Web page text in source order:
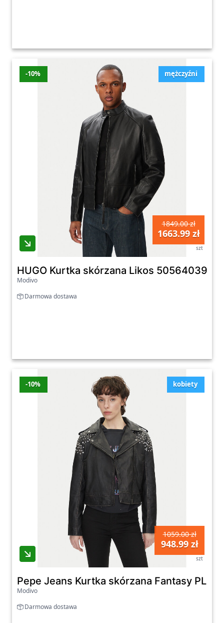
mężczyźni
-10%
1849.00 zł
1663.99 zł
szt
HUGO Kurtka skórzana Likos 50564039
Modivo
Darmowa dostawa
kobiety
-10%
1059.00 zł
948.99 zł
szt
Pepe Jeans Kurtka skórzana Fantasy
Modivo
Darmowa dostawa